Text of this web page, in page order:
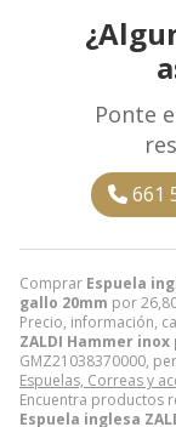
Comprar Espuela
gallo 20mm por
Precio, información,
ZALDI Hammer
GMZ21038370000,
Espuelas, Correas y
Encuentra productos
Espuela inglesa
Ponte
661